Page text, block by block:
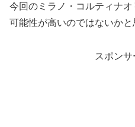
今回のミラノ・コルティナ
可能性が高いのではないかと
スポンサ